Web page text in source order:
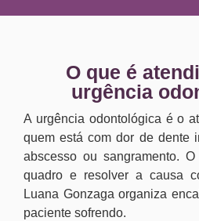
O que é
urgência
A urgência odontológica é o
quem está com dor de dente
abscesso ou sangramento.
quadro e resolver a causa
Luana Gonzaga organiza
paciente sofrendo.